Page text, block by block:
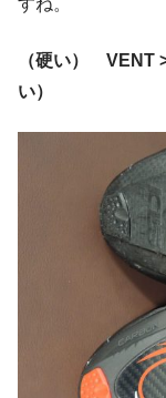
すね。
（硬い） VENT
い）